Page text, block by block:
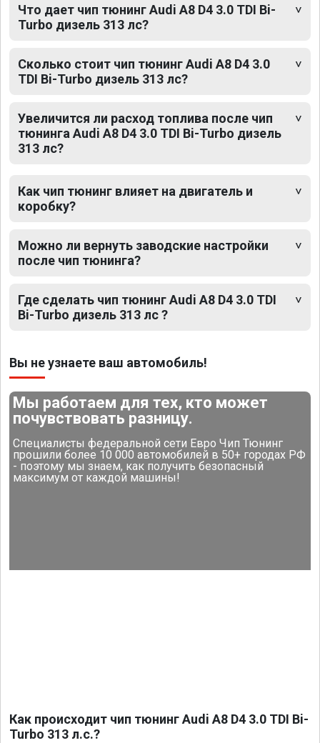
Что дает чип тюнинг Audi A8 D4 3.0 TDI Bi-
Turbo дизель 313 лс?
Сколько стоит чип тюнинг Audi A8 D4 3.0
TDI Bi-Turbo дизель 313 лс?
Увеличится ли расход топлива после чип
тюнинга Audi A8 D4 3.0 TDI Bi-Turbo дизель
313 лс?
Как чип тюнинг влияет на двигатель и
коробку?
Можно ли вернуть заводские настройки
после чип тюнинга?
Где сделать чип тюнинг Audi A8 D4 3.0 TDI
Bi-Turbo дизель 313 лс ?
Вы не узнаете ваш автомобиль!
Мы работаем для тех, кто может
почувствовать разницу.
Специалисты федеральной сети Евро Чип Тюнинг
прошили более 10 000 автомобилей в 50+ городах РФ
- поэтому мы знаем, как получить безопасный
максимум от каждой машины!
Как происходит чип тюнинг Audi A8 D4 3.0 TDI Bi-
Turbo 313 л.с.?